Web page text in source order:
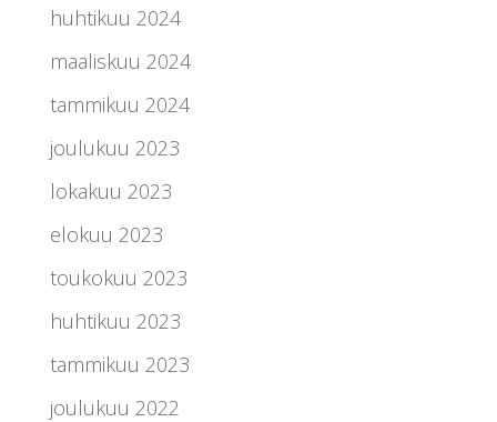
huhtikuu 2024
maaliskuu 2024
tammikuu 2024
joulukuu 2023
lokakuu 2023
elokuu 2023
toukokuu 2023
huhtikuu 2023
tammikuu 2023
joulukuu 2022